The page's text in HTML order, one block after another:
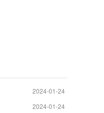
2024-01-24
2024-01-24